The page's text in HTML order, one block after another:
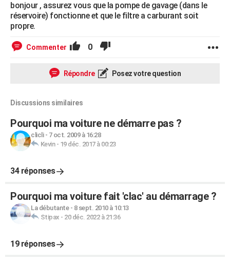
COPAINS D'AVANT
AVIS DE DÉCÈS
bonjour , assurez vous que la pompe de gavage (dans le
réservoire) fonctionne et que le filtre a carburant soit
propre.
Commenter 0
Répondre Posez votre question
Discussions similaires
Pourquoi ma voiture ne démarre pas ?
clicli- 7 oct. 2009 à 16:28
Kevin- 19 déc. 2017 à 00:23
34 réponses
Pourquoi ma voiture fait 'clac' au démarrage ?
La débutante- 8 sept. 2010 à 10:13
Stipax - 20 déc. 2022 à 21:36
19 réponses